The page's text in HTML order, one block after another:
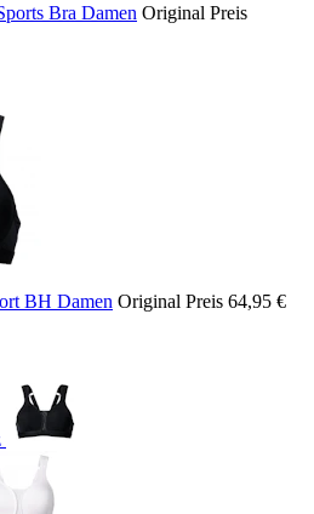
Bra Damen Original Preis
BH Damen Original Preis 64,95 €